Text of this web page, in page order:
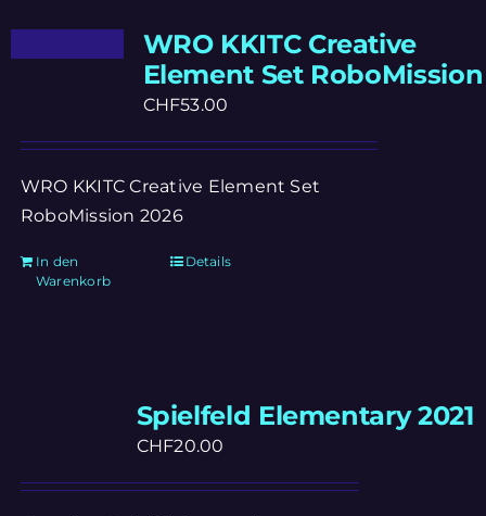
WRO KKITC Creative
Element Set RoboMission
CHF53.00
WRO KKITC Creative Element Set
RoboMission 2026
In den
Warenkorb
Details
Spielfeld Elementary 2021
CHF20.00